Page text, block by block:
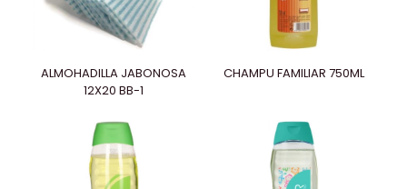
ALMOHADILLA JABONOSA
12X20 BB-1
CHAMPU FAMILIAR 750ML